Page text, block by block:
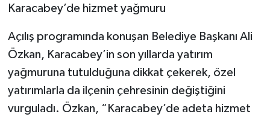
Karacabey’de hizmet yağmuru
Açılış programında konuşan Belediye Başkanı Ali
Özkan, Karacabey’in son yıllarda yatırım
yağmuruna tutulduğuna dikkat çekerek, özel
yatırımlarla da ilçenin çehresinin değiştiğini
vurguladı. Özkan, “Karacabey’de adeta hizmet